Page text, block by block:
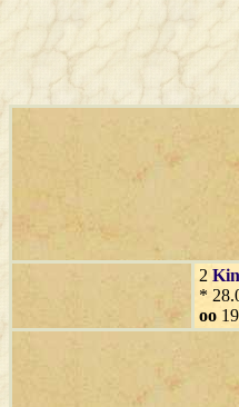
2
*
oo